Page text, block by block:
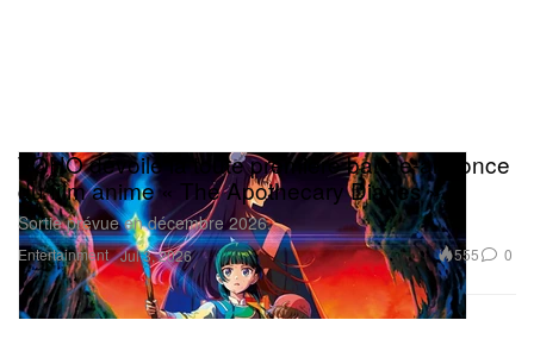
Entertainment
TOHO dévoile la toute première bande-annonce
du film anime « The Apothecary Diaries »
Sortie prévue en décembre 2026.
Jul 3, 2026 555 0